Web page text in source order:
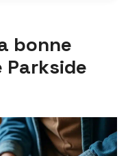
bonne
Parkside